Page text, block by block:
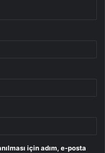
için adım, e-posta